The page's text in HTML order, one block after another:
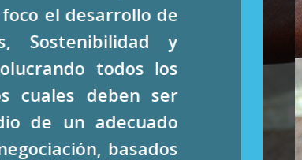
el desarrollo de
Sostenibilidad y
todos los
cuales deben ser
de un adecuado
basados